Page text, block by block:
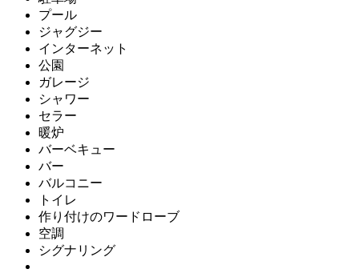
プール
ジャグジー
インターネット
公園
ガレージ
シャワー
セラー
暖炉
バーベキュー
バー
バルコニー
トイレ
作り付けのワードローブ
空調
シグナリング